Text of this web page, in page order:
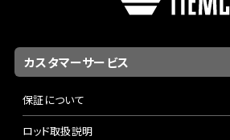
カスタマーサービス
保証について
ロッド取扱説明